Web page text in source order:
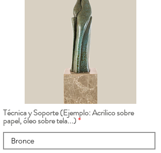
Técnica y Soporte (Ejemplo: Acrilico sobre
papel, óleo sobre tela...)